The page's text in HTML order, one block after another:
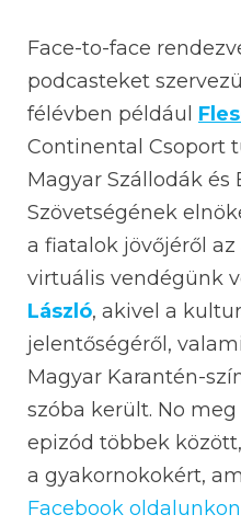
Face-to-face
podcasteket
félévben például
Continental Csoport
Magyar Szállodák és
Szövetségének
a fiatalok jövőjéről
virtuális vendégünk
László, akivel a
jelentőségéről,
Magyar Karantén-
szóba került. No
epizód többek
a gyakornokokért,
Facebook oldalunkon